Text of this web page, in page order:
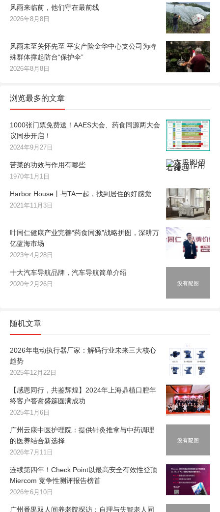
风雨来临前，他们守在最前线
2026年8月8日
风雨未至关怀先至 平安产险金华中心支公司为特
殊群体撑起防台“保护伞”
2026年8月8日
浏览最多的文章
1000张门票免费送！AAES大会、药食同源两大会
议同步开启！
2024年9月27日
苦菜的功效与作用有哪些
1970年1月1日
Harbor House丨与TA一起，找到居住的好感觉
2021年11月3日
叶同仁健康产业完善“药食同源”战略拼图，深耕万
亿蓝海市场
2023年4月28日
十大汽车导航品牌，汽车导航简单介绍
2020年2月26日
随机文章
2026年电动执行器厂家：解码行业未来三大核心
趋势
2025年12月22日
【感恩同行，共鉴辉煌】2024年上海鼎植口腔年
终客户答谢盛筵圆满成功
2025年1月6日
广州云康中医护理院：提供针灸推拿与中药调理
的医养结合新选择
2026年7月11日
连续第四年！Check Point以最高安全有效性登顶
Miercom 竞争性测评报告榜首
2026年6月10日
广州番禺双人间养老院探访：自理与失智老人同